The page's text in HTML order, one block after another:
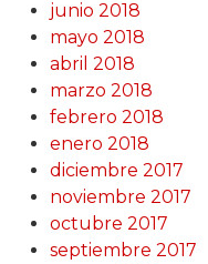
junio 2018
mayo 2018
abril 2018
marzo 2018
febrero 2018
enero 2018
diciembre 2017
noviembre 2017
octubre 2017
septiembre 2017